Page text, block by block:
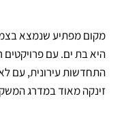
מקום מפתיע שנמצא
היא בת ים. עם
התחדשות עירונית, עם
זינקה מאוד במדרג